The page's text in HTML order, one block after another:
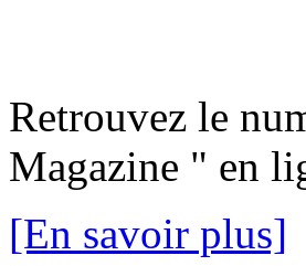
Retrouvez le
Magazine " en
[En savoir plus]